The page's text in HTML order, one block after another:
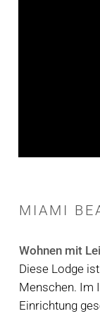
MIAMI
Wohnen mit
Diese Lodge
Menschen. Im
Einrichtung